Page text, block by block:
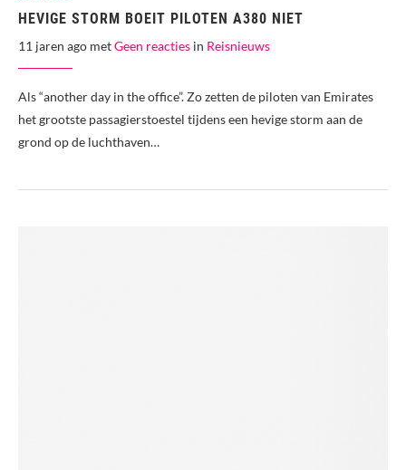
HEVIGE STORM BOEIT PILOTEN A380 NIET
11 jaren ago metGeen reacties in Reisnieuws
Als “another day in the office”. Zo zetten de piloten van Emirates
het grootste passagierstoestel tijdens een hevige storm aan de
grond op de luchthaven…